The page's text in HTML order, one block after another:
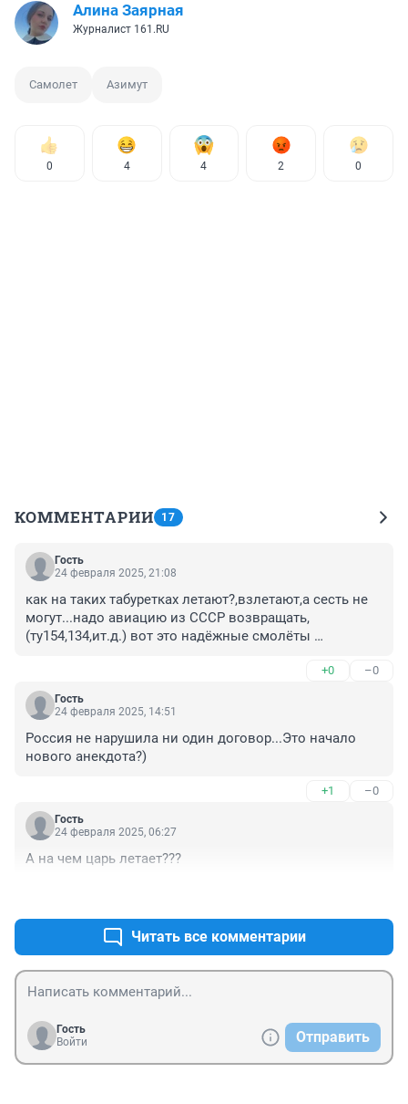
Алина Заярная
Журналист 161.RU
Самолет Азимут
0 4 4 2 0
КОММЕНТАРИИ 17
Гость
24 февраля 2025, 21:08
как на таких табуретках летают?,взлетают,а сесть не
могут...надо авиацию из СССР возвращать,
(ту154,134,ит.д.) вот это надёжные смолёты
+0 –0
Гость
24 февраля 2025, 14:51
Россия не нарушила ни один договор...Это начало
нового анекдота?)
+1 –0
Гость
24 февраля 2025, 06:27
А на чем царь летает???
Читать все комментарии
Гость
Войти
Отправить